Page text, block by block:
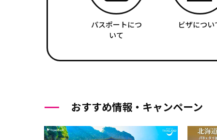
パスポートにつ
いて
ビザについ
おすすめ情報・キャンペーン